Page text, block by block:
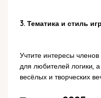
3. Тематика и стиль
Учтите интересы
для любителей логики,
весёлых и творческих